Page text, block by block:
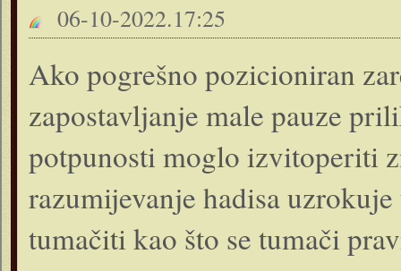
06-10-2022.17:25
Ako pogrešno pozicioniran
zapostavljanje male pauze
potpunosti moglo izvitoperiti
razumijevanje hadisa
tumačiti kao što se tumači